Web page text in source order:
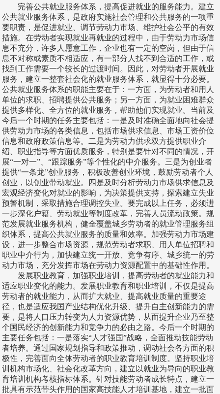
完善公共就业服务体系，提高促进就业的服务能力。建立
公共就业服务体系，是政府实施社会管理和公共服务的一项重
要职责，是促进就业、调节劳动力市场、维护社会公平的有效
措施。在劳动者实现就业再就业的过程中，由于劳动力市场信
息不充分，许多人愿意工作，企业也有一定的空岗，但由于信
息不对称或素质不相适应，有一部分人找不到合适的工作，或
找到工作需要一个较长的过渡时间。因此，对劳动者开展就业
服务，建立一整套社会化的就业服务体系，就显得十分必要。
公共就业服务体系的职能主要在于：一方面，为劳动者和用人
单位的求职、招聘提供公共服务；另一方面，为就业困难群众
提供多样化、全方位的就业服务，帮助他们实现就业。当前及
今后一个时期的任务主要包括：一是及时准确全面地向社会提
供劳动力市场的各类信息，包括市场供求信息、市场工资价位
信息和政府政策信息等。二是为劳动力供求双方提供职业介
绍、职业指导等方面优质服务，特别是要针对不同的情况，开
展“一对一”、“跟踪服务”等个性化的中介服务。三是为创业者
提供“一条龙”创业服务，积极改善创业环境，鼓励劳动者个人
创业，以创业带动就业。四是及时分析劳动力市场供求信息及
宏观经济变化对就业的影响，为决策提供支持，探索建立失业
预警机制，采取措施合理调控失业。要完成以上任务，必须进
一步深化户籍、劳动就业等制度改革，完善人员流动政策。规
范发展就业服务机构，健全覆盖城乡劳动者的就业管理服务组
织体系，提高公共就业服务的质量和效率。加强劳动力市场建
设，进一步整合市场资源，规范劳动者求职、用人单位招聘和
职业中介行为，加快建立统一开放、竞争有序、城乡统一的劳
动力市场，充分发挥市场在劳动力资源配置中的基础性作用。
发展职业教育，加强职业培训，提高劳动者的就业能力和
适应职业变化的能力。发展职业教育和职业培训，不仅是提高
劳动者的就业能力，从而扩大就业、提高就业质量的重要途
径，也是适应我国产业结构优化升级、提升自主创新能力的需
要，是将人口压力转变为人力资源优势，从而提升企业乃至整
个国民经济的创新能力和竞争力的必由之路。今后一个时期的
主要任务包括：一是落实“人才强国”战略，全面推动技能劳动
者培养。通过国家规划指导和政策推动，调动社会各方面的积
极性，完善面向全体劳动者的职业教育培训制度。坚持职业培
训机构市场化、社会化改革方向，建立以就业为导向的职业教
育培训机构考核指标体系。针对技能劳动者成长特点，建立一
批具有示范带头作用的国家高技能人才培训基地，建立一批面